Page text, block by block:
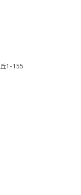
1-155